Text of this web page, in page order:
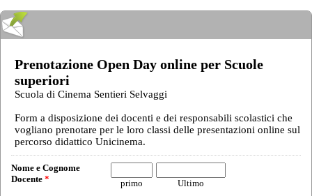
Prenotazione Open Day online per Scuole
superiori
Scuola di Cinema Sentieri Selvaggi
Form a disposizione dei docenti e dei responsabili scolastici che
vogliano prenotare per le loro classi delle presentazioni online sul
percorso didattico Unicinema.
Nome e Cognome
Docente * primo Ultimo